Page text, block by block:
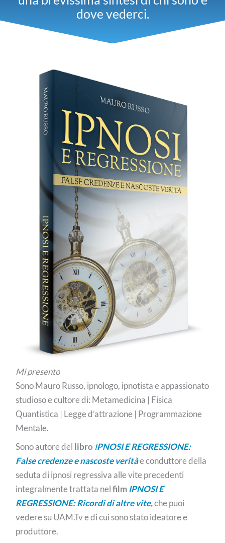
dove vederci.
Mi presento
Sono Mauro Russo, ipnologo, ipnotista e appassionato
studioso e cultore di: Metamedicina | Fisica
Quantistica | Legge d’attrazione | Programmazione
Mentale.
Sono autore del libro IPNOSI E REGRESSIONE:
False credenze e nascoste veritàe conduttore della
seduta di ipnosi regressiva alle vite precedenti
integralmente trattata nelfilmIPNOSI E
REGRESSIONE: Ricordi di altre vite,che puoi
vedere su UAM.Tv e di cui sono stato ideatore e
produttore.